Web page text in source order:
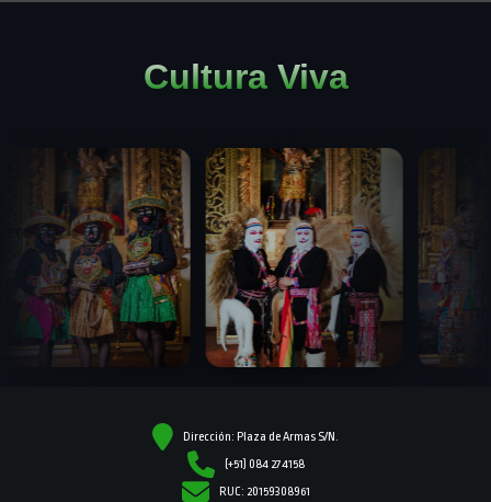
Cultura Viva
Dirección: Plaza de Armas S/N.
(+51) 084 274158
RUC: 20159308961